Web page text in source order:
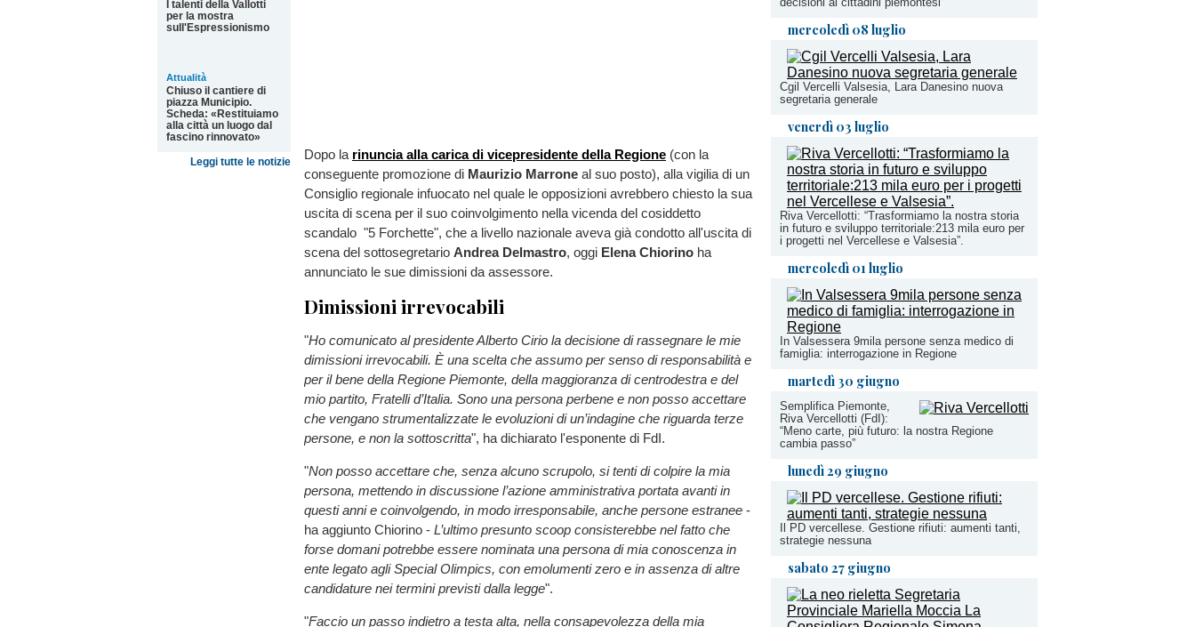
mercoledì 08 luglio
Cgil Vercelli Valsesia, Lara Danesino nuova
segretaria generale
venerdì 03 luglio
Riva Vercellotti: “Trasformiamo la nostra storia
in futuro e sviluppo territoriale:213 mila euro per
i progetti nel Vercellese e Valsesia”.
mercoledì 01 luglio
In Valsessera 9mila persone senza medico di
famiglia: interrogazione in Regione
martedì 30 giugno
Semplifica Piemonte,
Riva Vercellotti (FdI):
“Meno carte, più futuro: la nostra Regione
cambia passo”
lunedì 29 giugno
Il PD vercellese. Gestione rifiuti: aumenti tanti,
strategie nessuna
sabato 27 giugno
I talenti della Vallotti
per la mostra
sull'Espressionismo
Attualità
Chiuso il cantiere di
piazza Municipio.
Scheda: «Restituiamo
alla città un luogo dal
fascino rinnovato»
Leggi tutte le notizie
Dopo la rinuncia alla carica di vicepresidente della Regione (con la
conseguente promozione di Maurizio Marrone al suo posto), alla vigilia di un
Consiglio regionale infuocato nel quale le opposizioni avrebbero chiesto la sua
uscita di scena per il suo coinvolgimento nella vicenda del cosiddetto
scandalo "5 Forchette", che a livello nazionale aveva già condotto all'uscita di
scena del sottosegretario Andrea Delmastro, oggi Elena Chiorino ha
annunciato le sue dimissioni da assessore.
Dimissioni irrevocabili
"Ho comunicato al presidente Alberto Cirio la decisione di rassegnare le mie
dimissioni irrevocabili. È una scelta che assumo per senso di responsabilità e
per il bene della Regione Piemonte, della maggioranza di centrodestra e del
mio partito, Fratelli d’Italia. Sono una persona perbene e non posso accettare
che vengano strumentalizzate le evoluzioni di un’indagine che riguarda terze
persone, e non la sottoscritta", ha dichiarato l'esponente di FdI.
"Non posso accettare che, senza alcuno scrupolo, si tenti di colpire la mia
persona, mettendo in discussione l’azione amministrativa portata avanti in
questi anni e coinvolgendo, in modo irresponsabile, anche persone estranee -
ha aggiunto Chiorino - L’ultimo presunto scoop consisterebbe nel fatto che
forse domani potrebbe essere nominata una persona di mia conoscenza in
ente legato agli Special Olimpics, con emolumenti zero e in assenza di altre
candidature nei termini previsti dalla legge".
"Faccio un passo indietro a testa alta, nella consapevolezza della mia